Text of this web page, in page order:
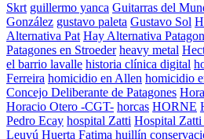
Skrt guillermo yanca Guitarras del
González gustavo paleta Gustavo Sol
Alternativa Pat Hay Alternativa
Patagones en Stroeder heavy metal
el barrio lavalle historia clínica digital
Ferreira homicidio en Allen homicidio
Concejo Deliberante de Patagones
Horacio Otero -CGT- horcas HORNE
Pedro Ecay hospital Zatti Hospital Zatti
Leuvú Huerta Fatima huillín